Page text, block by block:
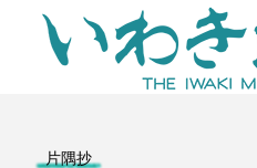
片隅抄